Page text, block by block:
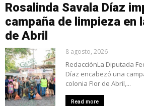
Rosalinda Savala Díaz
campaña de limpieza en
de Abril
8 agosto, 2026
RedacciónLa Diputada
Díaz encabezó una
colonia Flor de Abril,...
Read more